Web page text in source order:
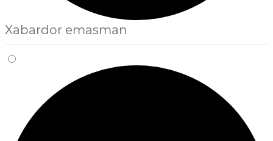
Xabardor emasman